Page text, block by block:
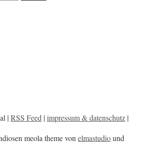
|RSS Feed |impressum & datenschutz |
meola theme vonelmastudiound